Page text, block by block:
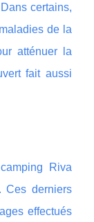
certains,
de la
atténuer la
fait aussi
Riva
Ces derniers
effectués